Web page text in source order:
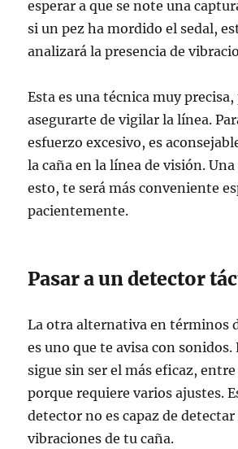
esperar a que se note una
si un pez ha mordido el sedal,
analizará la presencia de
Esta es una técnica muy precisa,
asegurarte de vigilar la línea.
esfuerzo excesivo, es
la caña en la línea de visión.
esto, te será más conveniente
pacientemente.
Pasar a un detector
La otra alternativa en términos
es uno que te avisa con sonidos.
sigue sin ser el más eficaz,
porque requiere varios ajustes.
detector no es capaz de
vibraciones de tu caña.